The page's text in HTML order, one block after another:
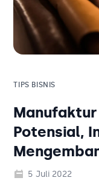
Solusi Bisnis
Tambahan
Blog
Solusi Bisnis
Tambahan
Kategori
TIPS BISNIS
Manufaktur
Potensial,
5 Juli 2022